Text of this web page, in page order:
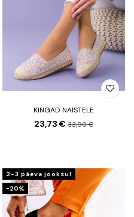
KINGAD NAISTELE
23,73 € 33,90 €
2-3 päeva jooksul
−20%